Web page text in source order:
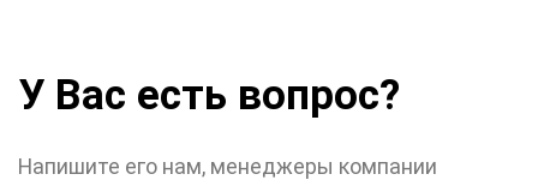
У Вас есть вопрос?
Напишите его нам, менеджеры компании